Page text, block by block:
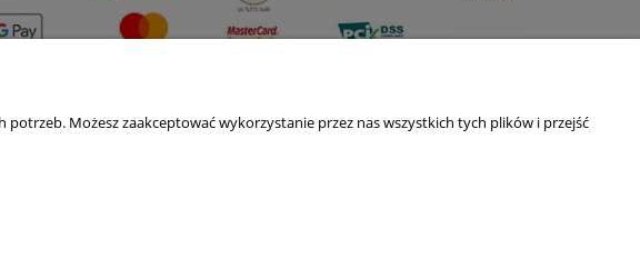
Możesz zaakceptować wykorzystanie przez nas wszystkich tych plików i przejść